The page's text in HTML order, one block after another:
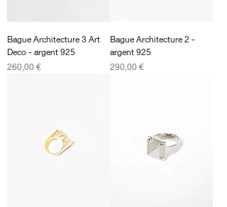
Bague Architecture 3 Art
Deco - argent 925
Prix
260,00 €
Bague Architecture 2 -
argent 925
Prix
290,00 €